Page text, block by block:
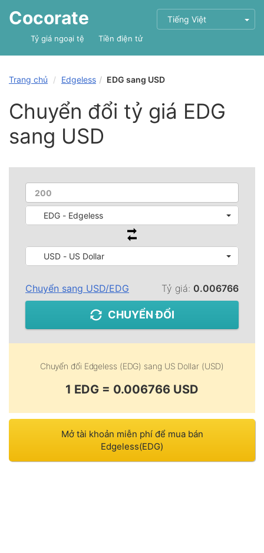
Cocorate Tiếng Việt
Tỷ giá ngoại tệ Tiền điện tử
Trang chủ Edgeless EDG sang USD
Chuyển đổi tỷ giá EDG
sang USD
EDG - Edgeless
USD - US Dollar
Chuyển sang USD/EDG Tỷ giá: 0.006766
CHUYỂN ĐỔI
Chuyển đổi Edgeless (EDG) sang US Dollar (USD)
1 EDG = 0.006766 USD
Mở tài khoản miễn phí để mua bán
Edgeless(EDG)